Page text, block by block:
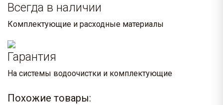
Всегда в наличии
Комплектующие и расходные материалы
Гарантия
На системы водоочистки и комплектующие
Похожие товары: